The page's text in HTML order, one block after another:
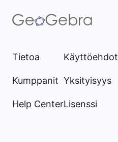
Tietoa
Kumppanit
Help Center
Käyttöehdot
Yksityisyys
Lisenssi